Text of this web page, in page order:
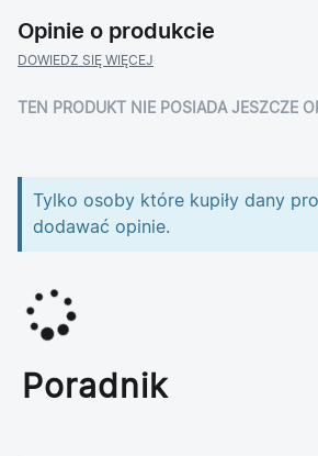
Opinie o produkcie
DOWIEDZ SIĘ WIĘCEJ
TEN PRODUKT NIE POSIADA JESZCZE
Tylko osoby które kupiły dany
dodawać opinie.
Poradnik